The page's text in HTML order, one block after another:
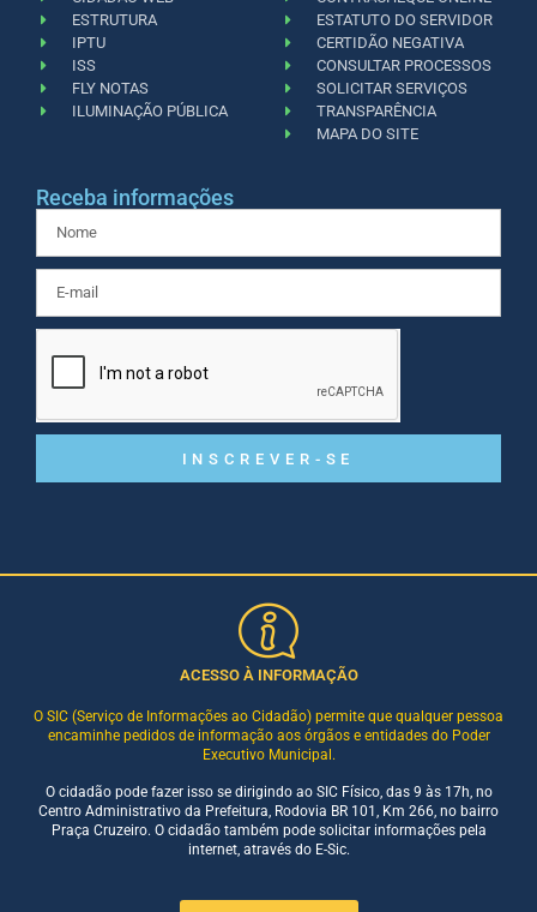
ESTRUTURA
IPTU
ISS
FLY NOTAS
ILUMINAÇÃO PÚBLICA
ESTATUTO DO SERVIDOR
CERTIDÃO NEGATIVA
CONSULTAR PROCESSOS
SOLICITAR SERVIÇOS
TRANSPARÊNCIA
MAPA DO SITE
Receba informações
INSCREVER-SE
ACESSO À INFORMAÇÃO
O SIC (Serviço de Informações ao Cidadão) permite que qualquer pessoa
encaminhe pedidos de informação aos órgãos e entidades do Poder
Executivo Municipal.
O cidadão pode fazer isso se dirigindo ao SIC Físico, das 9 às 17h, no
Centro Administrativo da Prefeitura, Rodovia BR 101, Km 266, no bairro
Praça Cruzeiro. O cidadão também pode solicitar informações pela
internet, através do E-Sic.